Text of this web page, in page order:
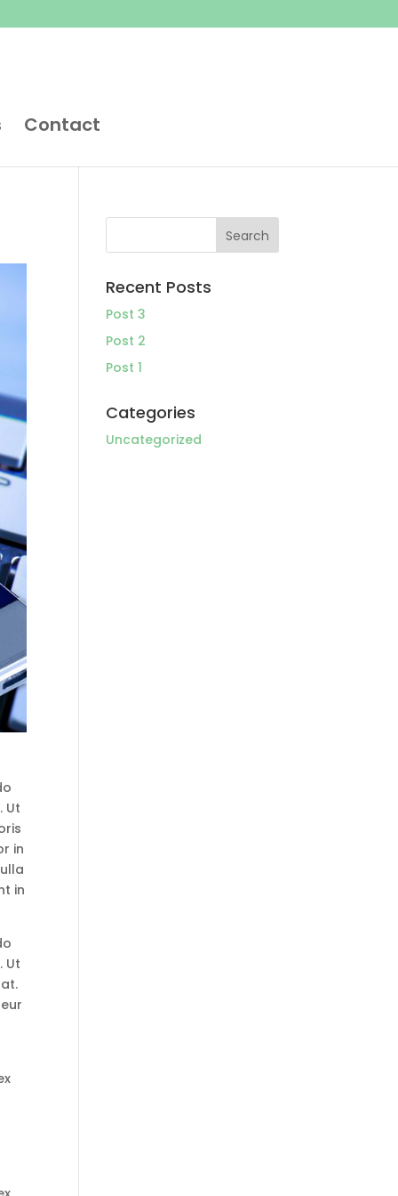
Contact
Ut
in
in
Ut
Recent Posts
Post 3
Post 2
Post 1
Categories
Uncategorized